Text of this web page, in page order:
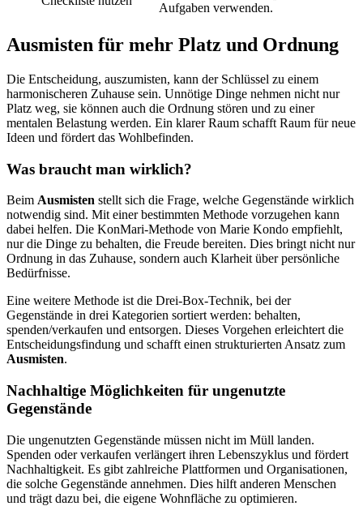
Aufgaben verwenden.
Ausmisten für mehr Platz und Ordnung
Die Entscheidung, auszumisten, kann der Schlüssel zu einem
harmonischeren Zuhause sein. Unnötige Dinge nehmen nicht nur
Platz weg, sie können auch die Ordnung stören und zu einer
mentalen Belastung werden. Ein klarer Raum schafft Raum für neue
Ideen und fördert das Wohlbefinden.
Was braucht man wirklich?
Beim Ausmisten stellt sich die Frage, welche Gegenstände wirklich
notwendig sind. Mit einer bestimmten Methode vorzugehen kann
dabei helfen. Die KonMari-Methode von Marie Kondo empfiehlt,
nur die Dinge zu behalten, die Freude bereiten. Dies bringt nicht nur
Ordnung in das Zuhause, sondern auch Klarheit über persönliche
Bedürfnisse.
Eine weitere Methode ist die Drei-Box-Technik, bei der
Gegenstände in drei Kategorien sortiert werden: behalten,
spenden/verkaufen und entsorgen. Dieses Vorgehen erleichtert die
Entscheidungsfindung und schafft einen strukturierten Ansatz zum
Ausmisten.
Nachhaltige Möglichkeiten für ungenutzte
Gegenstände
Die ungenutzten Gegenstände müssen nicht im Müll landen.
Spenden oder verkaufen verlängert ihren Lebenszyklus und fördert
Nachhaltigkeit. Es gibt zahlreiche Plattformen und Organisationen,
die solche Gegenstände annehmen. Dies hilft anderen Menschen
und trägt dazu bei, die eigene Wohnfläche zu optimieren.